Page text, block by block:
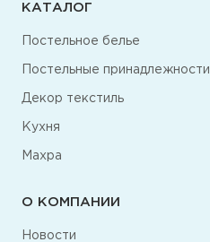
КАТАЛОГ
Постельное белье
Постельные принадлежности
Декор текстиль
Кухня
Махра
О КОМПАНИИ
Новости